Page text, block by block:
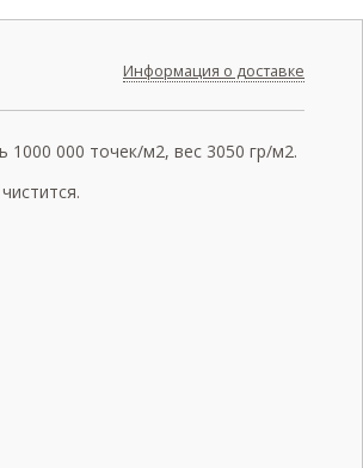
Информация о доставке
1000 000 точек/м2, вес 3050 гр/м2.